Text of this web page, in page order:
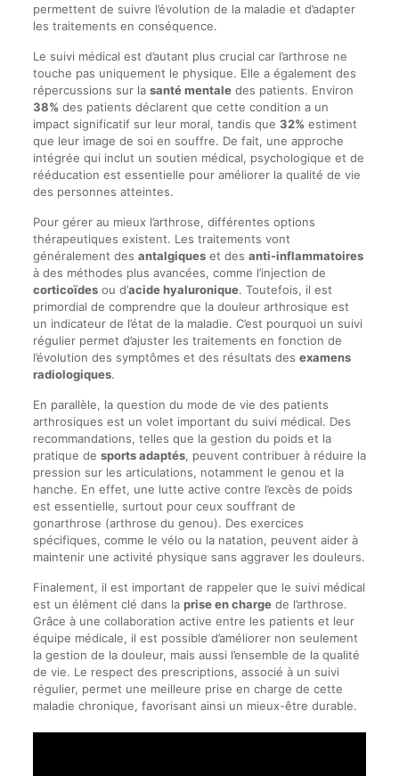
permettent de suivre l’évolution de la maladie et d’adapter
les traitements en conséquence.
Le suivi médical est d’autant plus crucial car l’arthrose ne
touche pas uniquement le physique. Elle a également des
répercussions sur la santé mentaledes patients. Environ
38% des patients déclarent que cette condition a un
impact significatif sur leur moral, tandis que 32% estiment
que leur image de soi en souffre. De fait, une approche
intégrée qui inclut un soutien médical, psychologique et de
rééducation est essentielle pour améliorer la qualité de vie
des personnes atteintes.
Pour gérer au mieux l’arthrose, différentes options
thérapeutiques existent. Les traitements vont
généralement des antalgiqueset des anti-inflammatoires
à des méthodes plus avancées, comme l’injection de
corticoïdesou d’acide hyaluronique. Toutefois, il est
primordial de comprendre que la douleur arthrosique est
un indicateur de l’état de la maladie. C’est pourquoi un suivi
régulier permet d’ajuster les traitements en fonction de
l’évolution des symptômes et des résultats des examens
radiologiques.
En parallèle, la question du mode de vie des patients
arthrosiques est un volet important du suivi médical. Des
recommandations, telles que la gestion du poids et la
pratique de sports adaptés, peuvent contribuer à réduire la
pression sur les articulations, notamment le genou et la
hanche. En effet, une lutte active contre l’excès de poids
est essentielle, surtout pour ceux souffrant de
gonarthrose (arthrose du genou). Des exercices
spécifiques, comme le vélo ou la natation, peuvent aider à
maintenir une activité physique sans aggraver les douleurs.
Finalement, il est important de rappeler que le suivi médical
est un élément clé dans la prise en chargede l’arthrose.
Grâce à une collaboration active entre les patients et leur
équipe médicale, il est possible d’améliorer non seulement
la gestion de la douleur, mais aussi l’ensemble de la qualité
de vie. Le respect des prescriptions, associé à un suivi
régulier, permet une meilleure prise en charge de cette
maladie chronique, favorisant ainsi un mieux-être durable.